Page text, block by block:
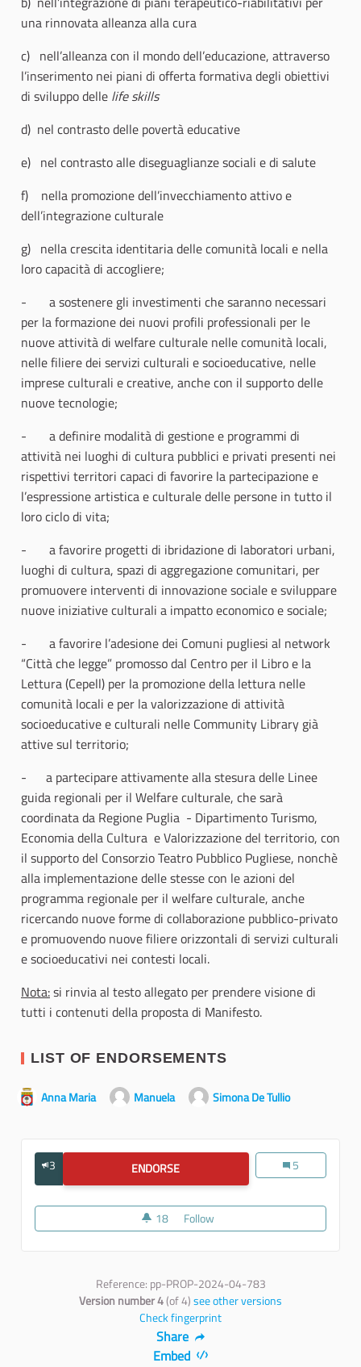
una rinnovata alleanza alla cura
c) nell’alleanza con il mondo dell’educazione, attraverso
l’inserimento nei piani di offerta formativa degli obiettivi
di sviluppo delle life skills
d) nel contrasto delle povertà educative
e) nel contrasto alle diseguaglianze sociali e di salute
f) nella promozione dell’invecchiamento attivo e
dell’integrazione culturale
g) nella crescita identitaria delle comunità locali e nella
loro capacità di accogliere;
- a sostenere gli investimenti che saranno necessari
per la formazione dei nuovi profili professionali per le
nuove attività di welfare culturale nelle comunità locali,
nelle filiere dei servizi culturali e socioeducative, nelle
imprese culturali e creative, anche con il supporto delle
nuove tecnologie;
- a definire modalità di gestione e programmi di
attività nei luoghi di cultura pubblici e privati presenti nei
rispettivi territori capaci di favorire la partecipazione e
l’espressione artistica e culturale delle persone in tutto il
loro ciclo di vita;
- a favorire progetti di ibridazione di laboratori urbani,
luoghi di cultura, spazi di aggregazione comunitari, per
promuovere interventi di innovazione sociale e sviluppare
nuove iniziative culturali a impatto economico e sociale;
- a favorire l’adesione dei Comuni pugliesi al network
“Città che legge” promosso dal Centro per il Libro e la
Lettura (Cepell) per la promozione della lettura nelle
comunità locali e per la valorizzazione di attività
socioeducative e culturali nelle Community Library già
attive sul territorio;
- a partecipare attivamente alla stesura delle Linee
guida regionali per il Welfare culturale, che sarà
coordinata da Regione Puglia - Dipartimento Turismo,
Economia della Cultura e Valorizzazione del territorio, con
il supporto del Consorzio Teatro Pubblico Pugliese, nonchè
alla implementazione delle stesse con le azioni del
programma regionale per il welfare culturale, anche
ricercando nuove forme di collaborazione pubblico-privato
e promuovendo nuove filiere orizzontali di servizi culturali
e socioeducativi nei contesti locali.
Nota:si rinvia al testo allegato per prendere visione di
tutti i contenuti della proposta di Manifesto.
LIST OF ENDORSEMENTS
Anna Maria Manuela Simona De Tullio
3 ENDORSE CONSULTAZIONE PUBBLICA PER
Consultazione
5
18 18 followers
Follow
Reference: pp-PROP-2024-04-783
Version number 4(of 4)see other versions
Check fingerprint
Share
Embed